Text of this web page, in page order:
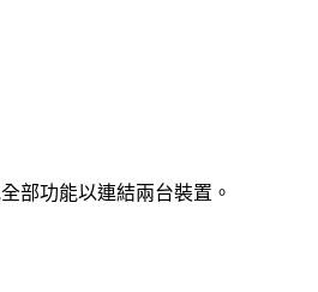
部功能以連結兩台裝置。